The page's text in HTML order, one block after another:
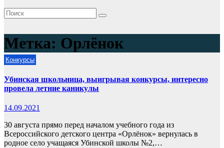
Метка: Орлёнок
Конкурсы
Убинская школьница, выигрывая конкурсы, интересно
провела летние каникулы
14.09.2021
30 августа прямо перед началом учебного года из
Всероссийского детского центра «Орлёнок» вернулась в
родное село учащаяся Убинской школы №2,…